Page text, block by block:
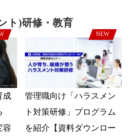
ト)研修・教育
成
容
NEW
管理職向け「ハラスメン
ト対策研修」プログラム
を紹介【資料ダウンロー